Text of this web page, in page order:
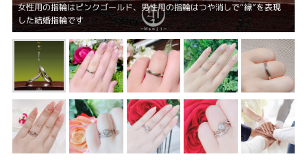
女性用の指輪はピンクゴールド、男性用の指輪はつや消しで“縁”を表現
した結婚指輪です